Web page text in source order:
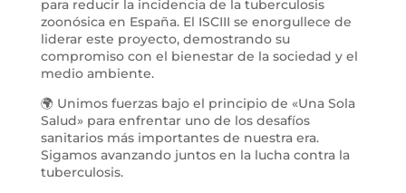
para reducir la incidencia de la tuberculosis
zoonósica en España. El ISCIII se enorgullece de
liderar este proyecto, demostrando su
compromiso con el bienestar de la sociedad y el
medio ambiente.
🌍 Unimos fuerzas bajo el principio de «Una Sola
Salud» para enfrentar uno de los desafíos
sanitarios más importantes de nuestra era.
Sigamos avanzando juntos en la lucha contra la
tuberculosis.